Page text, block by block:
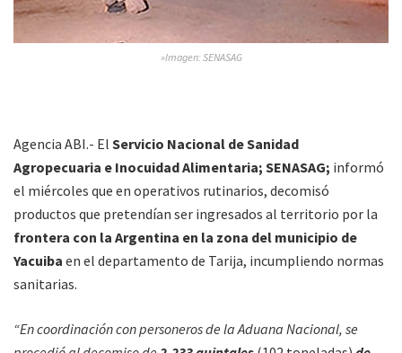
»Imagen: SENASAG
Agencia ABI.- El Servicio Nacional de Sanidad
Agropecuaria e Inocuidad Alimentaria; SENASAG; informó
el miércoles que en operativos rutinarios, decomisó
productos que pretendían ser ingresados al territorio por la
frontera con la Argentina en la zona del municipio de
Yacuiba en el departamento de Tarija, incumpliendo normas
sanitarias.
“En coordinación con personeros de la Aduana Nacional, se